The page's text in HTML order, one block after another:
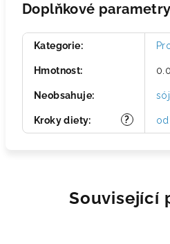
Doplňkové parametry
Kategorie:
Hmotnost:
Neobsahuje:
?
Kroky diety:
Související